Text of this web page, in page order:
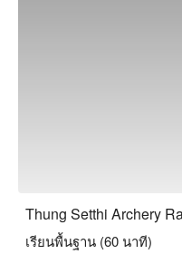
Thung Setthi Archery
เรียนพื้นฐาน (60 นาที)